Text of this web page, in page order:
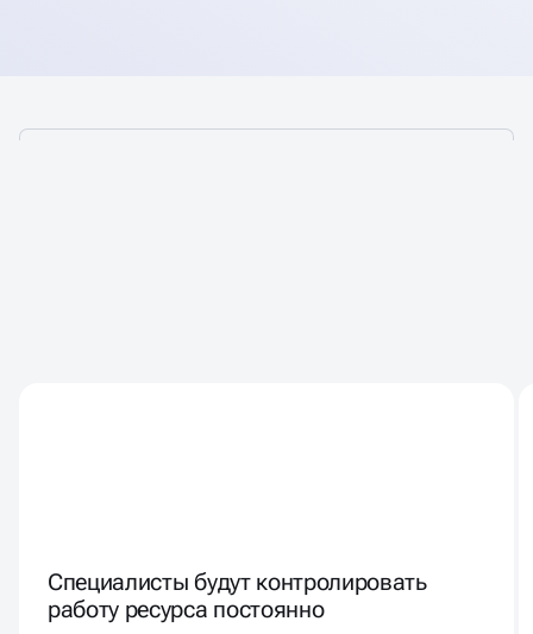
Специалисты будут контролировать
работу ресурса постоянно